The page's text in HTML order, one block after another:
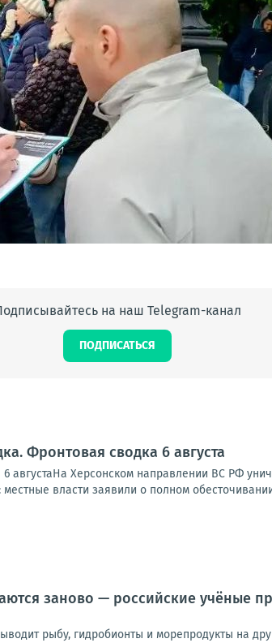
на наш Telegram-канал
ПОДПИСАТЬСЯ
Фронтовая сводка 6 августа
августаНа Херсонском направлении ВС РФ
власти заявили о полном
заново — российские учёные
рыбу, гидробионты и морепродукты на